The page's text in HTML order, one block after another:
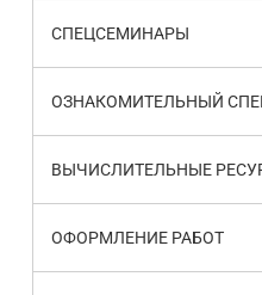
СПЕЦСЕМИНАРЫ
ОЗНАКОМИТЕЛЬНЫЙ
ВЫЧИСЛИТЕЛЬНЫЕ
ОФОРМЛЕНИЕ РАБОТ